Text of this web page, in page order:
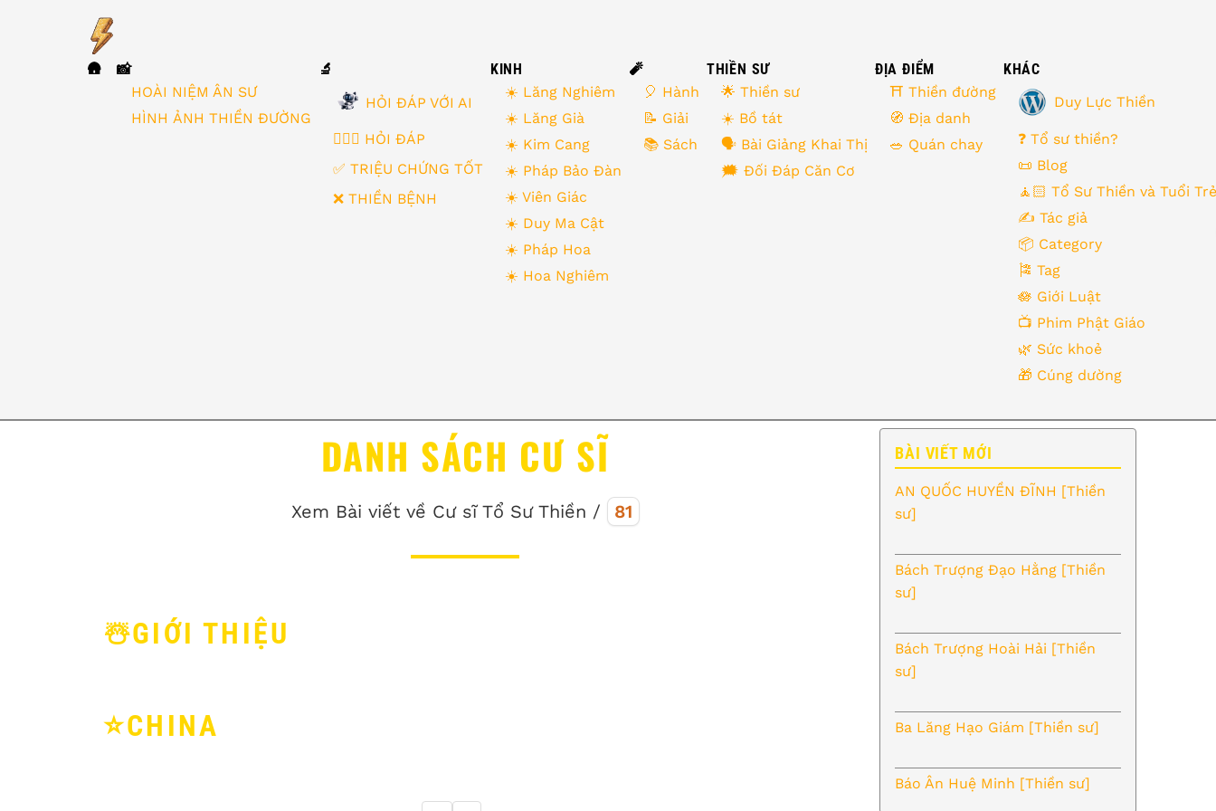
🛖
📸
HOÀI NIỆM ÂN SƯ
HÌNH ẢNH THIỀN ĐƯỜNG
🔬
HỎI ĐÁP VỚI AI
🙋🏻‍♂️ HỎI ĐÁP
✅ TRIỆU CHỨNG TỐT
❌ THIỀN BỆNH
KINH
☀️ Lăng Nghiêm
☀️ Lăng Già
☀️ Kim Cang
☀️ Pháp Bảo Đàn
☀️ Viên Giác
☀️ Duy Ma Cật
☀️ Pháp Hoa
☀️ Hoa Nghiêm
🧨
🎈 Hành
📝 Giải
📚 Sách
THIỀN SƯ
🌟 Thiền sư
☀️ Bồ tát
🗣 Bài Giảng Khai Thị
🗯 Đối Đáp Căn Cơ
ĐỊA ĐIỂM
⛩ Thiền đường
🧭 Địa danh
🥗 Quán chay
KHÁC
Duy Lực Thiền
❓ Tổ sư thiền?
📜 Blog
🧘🏻 Tổ Sư Thiền và Tuổi Trẻ
✍️ Tác giả
📦 Category
🎏 Tag
🪷 Giới Luật
📺 Phim Phật Giáo
🌿️ Sức khoẻ
🎁️ Cúng dường
DANH SÁCH CƯ SĨ
Xem Bài viết về Cư sĩ Tổ Sư Thiền / 81
☃️GIỚI THIỆU
⭐️CHINA
BÀI VIẾT MỚI
AN QUỐC HUYỀN ĐĨNH [Thiền
sư]
Bách Trượng Đạo Hằng [Thiền
sư]
Bách Trượng Hoài Hải [Thiền
sư]
Ba Lăng Hạo Giám [Thiền sư]
Báo Ân Huệ Minh [Thiền sư]